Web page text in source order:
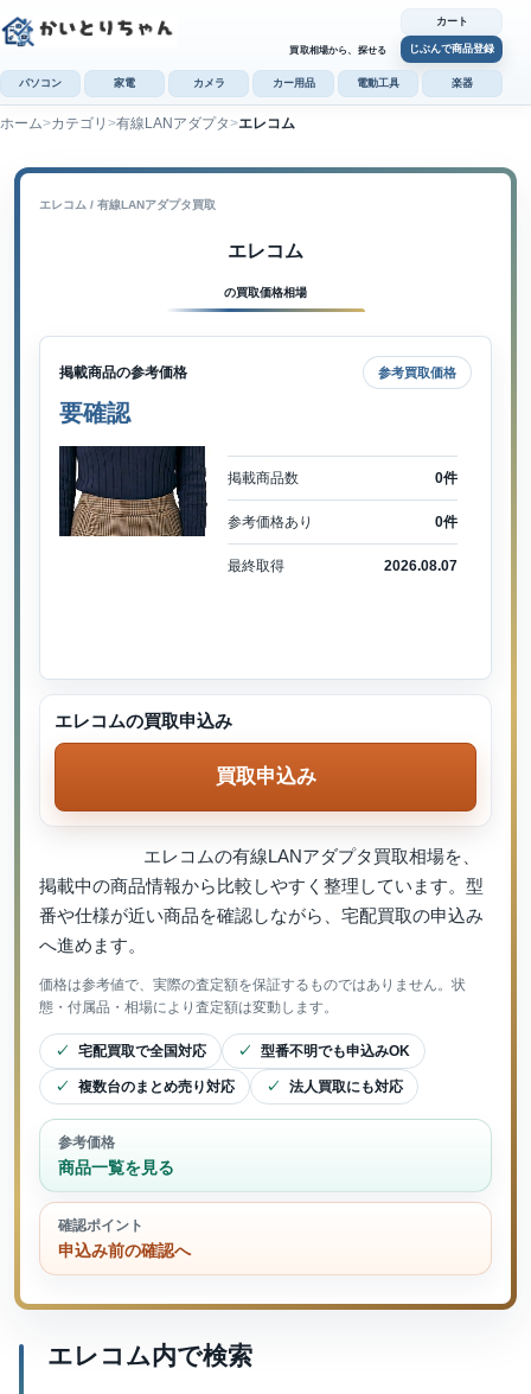
買取相場から、探せる
カート
じぶんで商品登録
パソコン 家電 カメラ カー用品 電動工具 楽器
ホーム カテゴリ 有線LANアダプタ エレコム
エレコム / 有線LANアダプタ買取
エレコム
の買取価格相場
掲載商品の参考価格 参考買取価格
要確認
掲載商品数 0件
参考価格あり 0件
最終取得 2026.08.07
エレコムの有線LANアダプタ買取相場を、
掲載中の商品情報から比較しやすく整理しています。型
番や仕様が近い商品を確認しながら、宅配買取の申込み
へ進めます。
価格は参考値で、実際の査定額を保証するものではありません。状
態・付属品・相場により査定額は変動します。
宅配買取で全国対応 型番不明でも申込みOK
複数台のまとめ売り対応 法人買取にも対応
参考価格
商品一覧を見る
確認ポイント
申込み前の確認へ
エレコムの買取申込み
買取申込み
エレコム内で検索